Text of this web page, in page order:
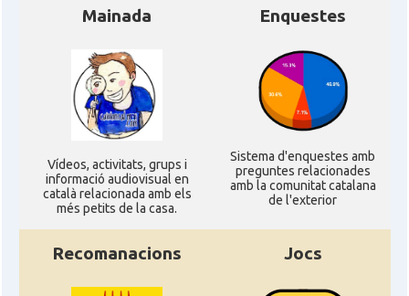
Mainada
Ví­deos, activitats, grups i
informació audiovisual en
català relacionada amb els
més petits de la casa.
Enquestes
Sistema d'enquestes amb
preguntes relacionades
amb la comunitat catalana
de l'exterior
Recomanacions Jocs